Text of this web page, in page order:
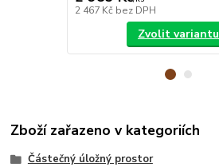
2 467 Kč bez DPH
Zvolit variantu
Zboží zařazeno v kategoriích
Částečný úložný prostor